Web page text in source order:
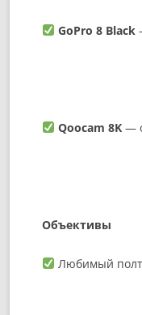
GoPro 8 Black
Qoocam 8K—
Объективы
Любимый